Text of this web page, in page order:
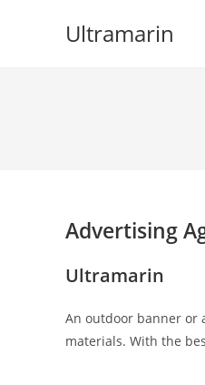
Ultramarin
Advertising
Ultramarin
An outdoor banner or
materials. With the